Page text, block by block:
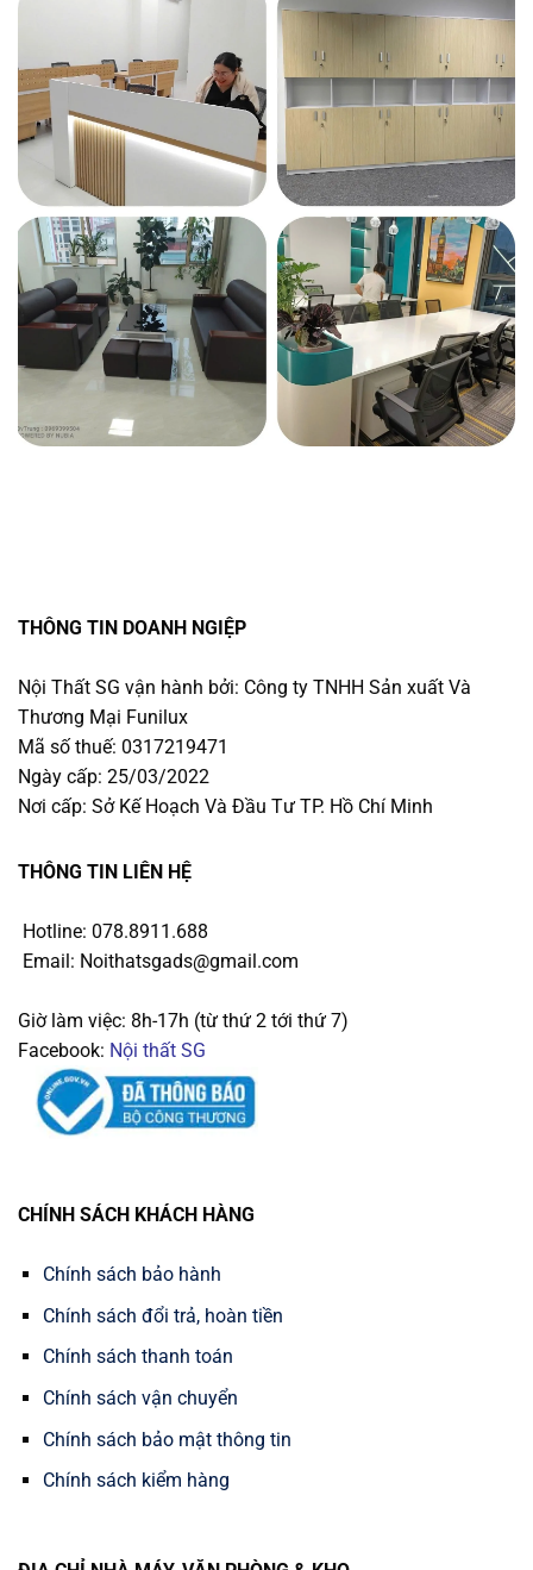
THÔNG TIN DOANH NGIỆP
Nội Thất SG vận hành bởi: Công ty TNHH Sản xuất Và
Thương Mại Funilux
Mã số thuế: 0317219471
Ngày cấp: 25/03/2022
Nơi cấp: Sở Kế Hoạch Và Đầu Tư TP. Hồ Chí Minh
THÔNG TIN LIÊN HỆ
Hotline: 078.8911.688
Email: Noithatsgads@gmail.com
Giờ làm việc: 8h-17h (từ thứ 2 tới thứ 7)
Facebook: Nội thất SG
CHÍNH SÁCH KHÁCH HÀNG
Chính sách bảo hành
Chính sách đổi trả, hoàn tiền
Chính sách thanh toán
Chính sách vận chuyển
Chính sách bảo mật thông tin
Chính sách kiểm hàng